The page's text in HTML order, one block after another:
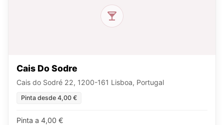
Cais Do Sodre
Cais do Sodré 22, 1200-161 Lisboa, Portugal
Pinta desde 4,00 €
Pinta a 4,00 €